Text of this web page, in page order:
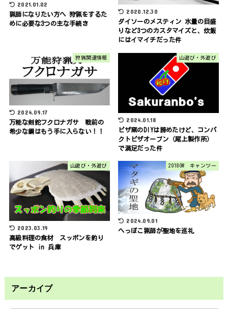
2021.01.02
猟師になりたい方へ 狩猟をするた
めに必要な3つの主な手続き
2020.12.30
ダイソーのメスティン 水量の目盛
りなど3つのカスタマイズと、炊飯
にはイマイチだった件
狩猟関連情報
2024.09.17
万能な剣鉈フクロナガサ 戦前の
希少な鋼はもう手に入らない！！
山遊び・外遊び
2024.01.18
ピザ窯のDIYは諦めたけど、コンパ
クトピザオーブン（尾上製作所）
で満足だった件
山遊び・外遊び
2023.03.19
高級料理の食材 スッポンを釣り
でゲット in 兵庫
2018GW キャンツー
2024.09.01
へっぽこ猟師が聖地を巡礼
アーカイブ